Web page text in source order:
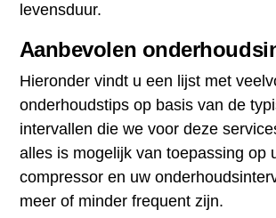
levensduur.
Aanbevolen
Hieronder vindt u een lijst met
onderhoudstips op basis van de
intervallen die we voor deze
alles is mogelijk van toepassing op
compressor en uw
meer of minder frequent zijn.